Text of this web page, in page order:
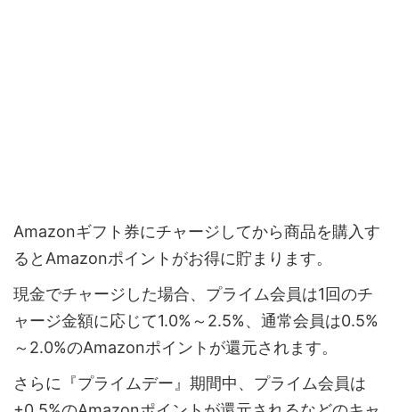
Amazonギフト券にチャージしてから商品を購入す
るとAmazonポイントがお得に貯まります。
現金でチャージした場合、プライム会員は1回のチ
ャージ金額に応じて1.0%～2.5%、通常会員は0.5%
～2.0%のAmazonポイントが還元されます。
さらに『プライムデー』期間中、プライム会員は